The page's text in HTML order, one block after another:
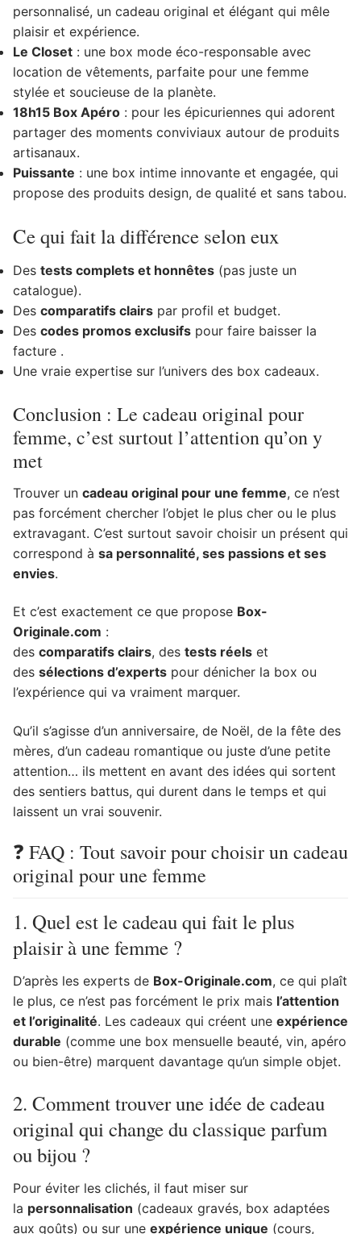
personnalisé, un cadeau original et élégant qui mêle
plaisir et expérience.
Le Closet : une box mode éco-responsable avec
location de vêtements, parfaite pour une femme
stylée et soucieuse de la planète.
18h15 Box Apéro : pour les épicuriennes qui adorent
partager des moments conviviaux autour de produits
artisanaux.
Puissante : une box intime innovante et engagée, qui
propose des produits design, de qualité et sans tabou.
Ce qui fait la différence selon eux
Des tests complets et honnêtes (pas juste un
catalogue).
Des comparatifs clairs par profil et budget.
Des codes promos exclusifs pour faire baisser la
facture .
Une vraie expertise sur l’univers des box cadeaux.
Conclusion : Le cadeau original pour
femme, c’est surtout l’attention qu’on y
met
Trouver un cadeau original pour une femme, ce n’est
pas forcément chercher l’objet le plus cher ou le plus
extravagant. C’est surtout savoir choisir un présent qui
correspond à sa personnalité, ses passions et ses
envies.
Et c’est exactement ce que propose Box-
Originale.com :
des comparatifs clairs, des tests réels et
des sélections d’experts pour dénicher la box ou
l’expérience qui va vraiment marquer.
Qu’il s’agisse d’un anniversaire, de Noël, de la fête des
mères, d’un cadeau romantique ou juste d’une petite
attention… ils mettent en avant des idées qui sortent
des sentiers battus, qui durent dans le temps et qui
laissent un vrai souvenir.
❓ FAQ : Tout savoir pour choisir un cadeau
original pour une femme
1. Quel est le cadeau qui fait le plus
plaisir à une femme ?
D’après les experts de Box-Originale.com, ce qui plaît
le plus, ce n’est pas forcément le prix mais l’attention
et l’originalité. Les cadeaux qui créent une expérience
durable (comme une box mensuelle beauté, vin, apéro
ou bien-être) marquent davantage qu’un simple objet.
2. Comment trouver une idée de cadeau
original qui change du classique parfum
ou bijou ?
Pour éviter les clichés, il faut miser sur
la personnalisation (cadeaux gravés, box adaptées
aux goûts) ou sur une expérience unique (cours,